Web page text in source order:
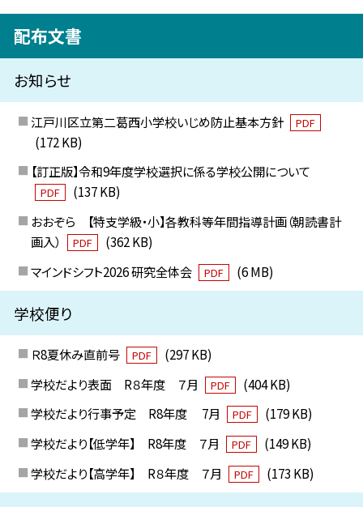
配布文書
お知らせ
江戸川区立第二葛西小学校いじめ防止基本方針 PDF
(172 KB)
【訂正版】令和9年度学校選択に係る学校公開について
PDF
(137 KB)
おおぞら 【特支学級・小】各教科等年間指導計画（朝読書計
画入）
PDF
(362 KB)
マインドシフト2026 研究全体会
PDF (6 MB)
学校便り
Ｒ8夏休み直前号 PDF
(297 KB)
学校だより表面 R８年度 ７月
PDF
(404 KB)
学校だより行事予定 R8年度 7月
PDF
(179 KB)
学校だより【低学年】 R8年度 ７月
PDF
(149 KB)
学校だより【高学年】 R８年度 ７月
PDF (173 KB)